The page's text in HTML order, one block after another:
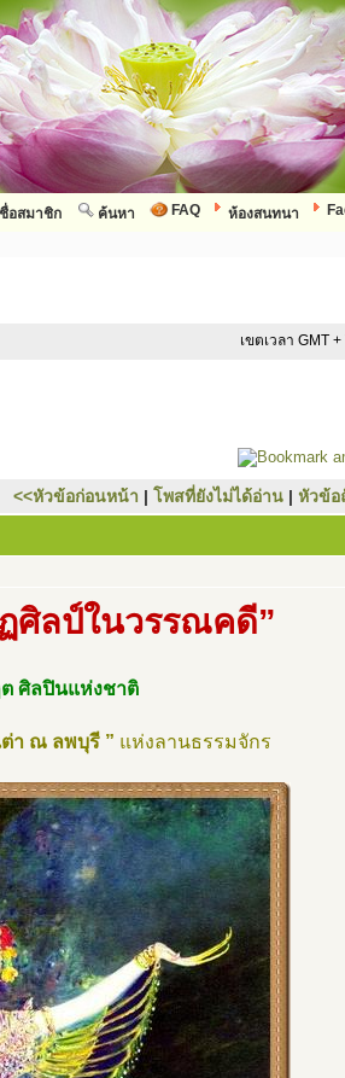
ห้องสนทนา
FAQ
ค้นหา
อสมาชิก
เขตเวลา GMT
<<หัวข้อก่อนหน้า | โพสที่ยังไม่ได้อ่าน | หัวข้อ
ศิลป์ในวรรณคดี”
ศิลปินแห่งชาติ
า ณ ลพบุรี ” แห่งลานธรรมจักร